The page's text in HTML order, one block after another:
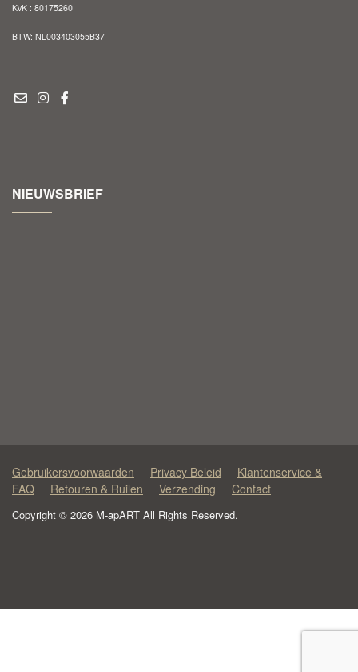
KvK : 80175260
BTW: NL003403055B37
NIEUWSBRIEF
Gebruikersvoorwaarden Privacy Beleid
Klantenservice &
FAQ
Retouren & Ruilen Verzending Contact
Copyright © 2026 M-apART All Rights Reserved.